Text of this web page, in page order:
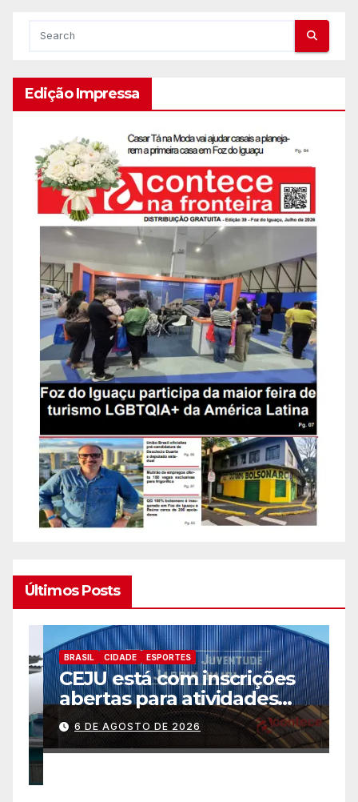
Edição Impressa
Últimos Posts
BRASIL CIDADE ESPORTES
CEJU está com inscrições
abertas para atividades
gratuitas
6 DE AGOSTO DE 2026